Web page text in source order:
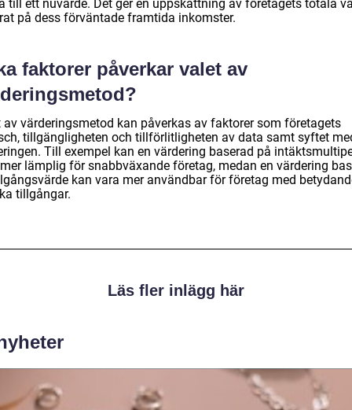
till ett nuvärde. Det ger en uppskattning av företagets totala
på dess förväntade framtida inkomster.
faktorer påverkar valet av
av värderingsmetod kan påverkas av faktorer som företagets
tillgängligheten och tillförlitligheten av data samt syftet
Till exempel kan en värdering baserad på
lämplig för snabbväxande företag, medan en värdering
kan vara mer användbar för företag med
tillgångar.
Läs fler inlägg här